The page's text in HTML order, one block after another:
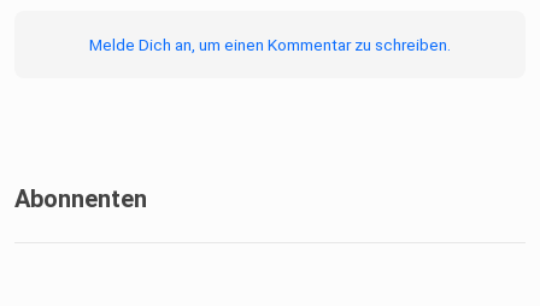
Melde Dich an, um einen Kommentar zu schreiben.
Abonnenten